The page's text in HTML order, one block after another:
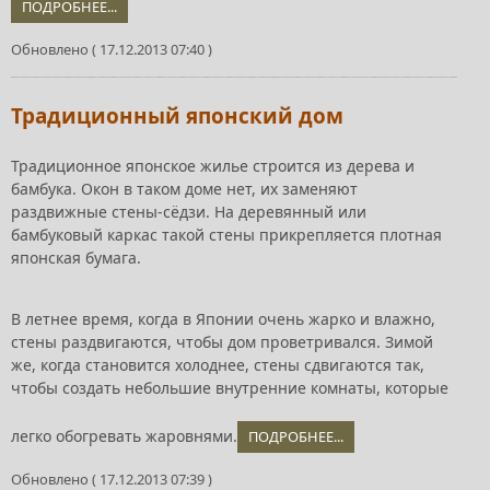
ПОДРОБНЕЕ...
Обновлено ( 17.12.2013 07:40 )
Традиционный японский дом
Традиционное японское жилье строится из дерева и
бамбука. Окон в таком доме нет, их заменяют
раздвижные стены-сёдзи. На деревянный или
бамбуковый каркас такой стены прикрепляется плотная
японская бумага.
В летнее время, когда в Японии очень жарко и влажно,
стены раздвигаются, чтобы дом проветривался. Зимой
же, когда становится холоднее, стены сдвигаются так,
чтобы создать небольшие внутренние комнаты, которые
легко обогревать жаровнями. ПОДРОБНЕЕ...
Обновлено ( 17.12.2013 07:39 )